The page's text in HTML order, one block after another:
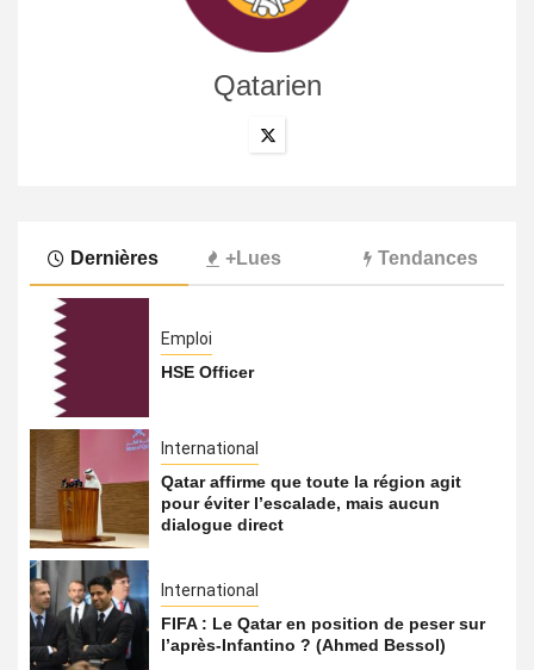
Qatarien
Dernières +Lues Tendances
Emploi
HSE Officer
International
Qatar affirme que toute la région agit
pour éviter l’escalade, mais aucun
dialogue direct
International
FIFA : Le Qatar en position de peser sur
l’après-Infantino ? (Ahmed Bessol)